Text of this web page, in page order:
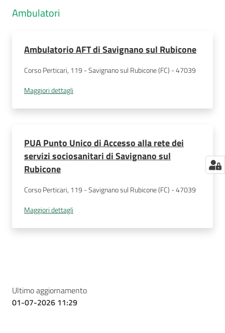
Ambulatori
Ambulatorio AFT di Savignano sul Rubicone
Corso Perticari, 119 - Savignano sul Rubicone (FC) - 47039
Maggiori dettagli
PUA Punto Unico di Accesso alla rete dei
servizi sociosanitari di Savignano sul
Rubicone
Corso Perticari, 119 - Savignano sul Rubicone (FC) - 47039
Maggiori dettagli
Ultimo aggiornamento
01-07-2026 11:29